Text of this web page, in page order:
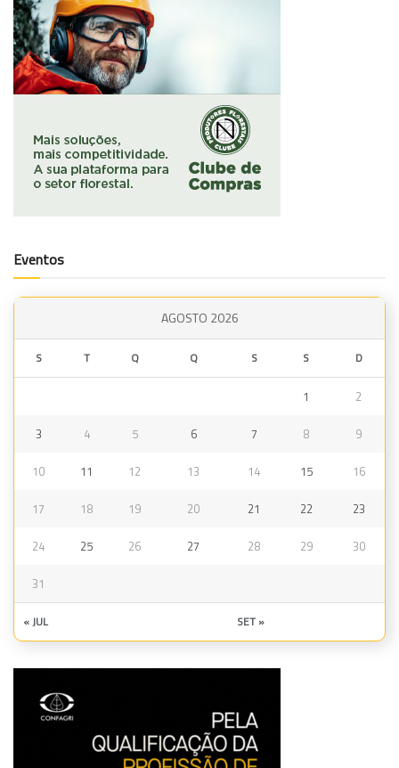
Eventos
AGOSTO 2026
S T Q Q S S D
1 2
3 4 5 6 7 8 9
10 11 12 13 14 15 16
17 18 19 20 21 22 23
24 25 26 27 28 29 30
31
« JUL SET »